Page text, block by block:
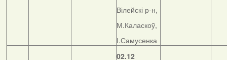
Вілейскі р-н,
М.Каласкоў,
І.Самусенка
02.12